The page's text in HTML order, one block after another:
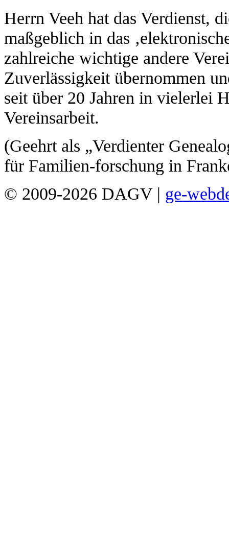
Herrn Veeh hat das Verdienst,
maßgeblich in das
zahlreiche wichtige andere
Zuverlässigkeit übernommen
seit über 20 Jahren in vielerlei
Vereinsarbeit.
(Geehrt als „Verdienter
für Familien-forschung in
© 2009-2026 DAGV | ge-